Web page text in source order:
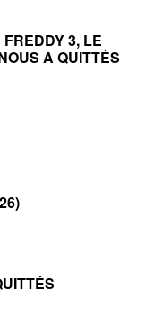
3, LE
A QUITTÉS